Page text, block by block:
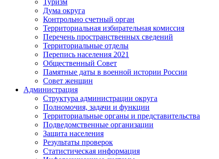
Туризм
Дума округа
Контрольно счетный орган
Территориальная избирательная комиссия
Перечень пространственных сведений
Территориальные отделы
Перепись населения 2021
Общественный Совет
Памятные даты в военной истории России
Совет женщин
Администрация
Структура администрации округа
Полномочия, задачи и функции
Территориальные органы и представительства
Подведомственные организации
Защита населения
Результаты проверок
Статистическая информация